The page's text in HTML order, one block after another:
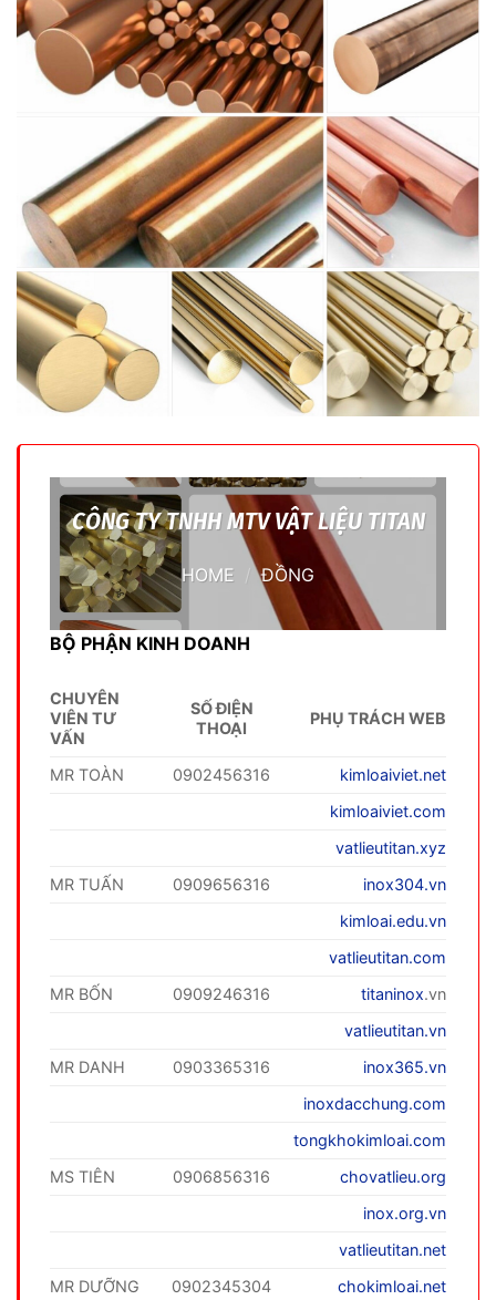
CÔNG TY TNHH MTV VẬT LIỆU TITAN
HOME / ĐỒNG
BỘ PHẬN KINH DOANH
CHUYÊN
VIÊN TƯ
VẤN
SỐ ĐIỆN
THOẠI
PHỤ TRÁCH WEB
MR TOÀN 0902456316
kimloaiviet.net
kimloaiviet.com
vatlieutitan.xyz
MR TUẤN
0909656316
inox304.vn
kimloai.edu.vn
vatlieutitan.com
MR BỐN
0909246316 titaninox.vn
vatlieutitan.vn
MR DANH
0903365316
inox365.vn
inoxdacchung.com
tongkhokimloai.com
MS TIÊN
0906856316
chovatlieu.org
inox.org.vn
vatlieutitan.net
MR DƯỠNG
0902345304
chokimloai.net